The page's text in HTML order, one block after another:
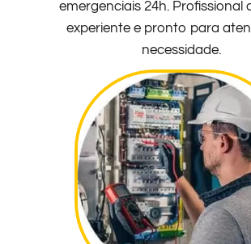
emergenciais 24h. Profissional
experiente e pronto para
necessidade.